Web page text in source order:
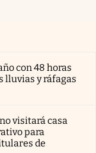
con 48 horas
lluvias y ráfagas
visitará casa
para
de